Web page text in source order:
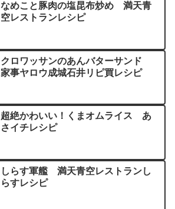
なめこと豚肉の塩昆布炒め 満天青
空レストランレシピ
クロワッサンのあんバターサンド
家事ヤロウ成城石井リピ買レシピ
超絶かわいい！くまオムライス あ
さイチレシピ
しらす軍艦 満天青空レストランし
らすレシピ